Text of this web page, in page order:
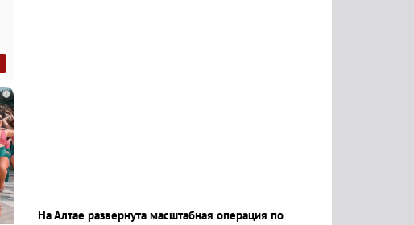
i
На Алтае развернута масштабная операция по